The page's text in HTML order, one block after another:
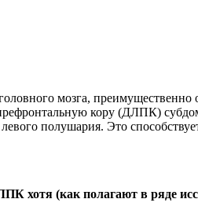
мозга,
кору (ДЛПК)
полушария. Это
(как полагают в ряде